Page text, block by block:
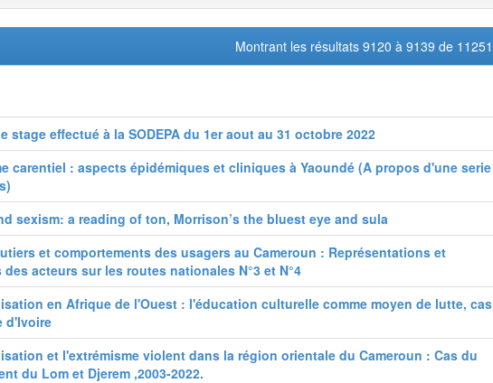
Montrant les résultats 9120 à 9139 de 11251
stage effectué à la SODEPA du 1er aout au 31 octobre 2022
carentiel : aspects épidémiques et cliniques à Yaoundé (A propos d'une serie
sexism: a reading of ton, Morrison’s the bluest eye and sula
et comportements des usagers au Cameroun : Représentations et
acteurs sur les routes nationales N°3 et N°4
en Afrique de l'Ouest : l'éducation culturelle comme moyen de lutte, cas
d'Ivoire
et l'extrémisme violent dans la région orientale du Cameroun : Cas du
du Lom et Djerem ,2003-2022.